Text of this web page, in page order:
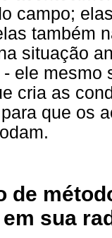
campo;
também
situação
ele mesmo
cria as
que os
de
em sua